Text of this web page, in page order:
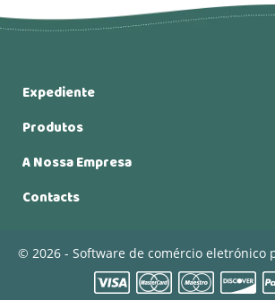
Expediente
Produtos
A Nossa Empresa
Contacts
© 2026 - Software de comércio eletrónico